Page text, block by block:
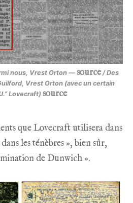
nous, Vrest Orton — source/ Des
Vrest Orton (avec un certain
Lovecraft) source
que Lovecraft utilisera dans
les ténèbres », bien sûr,
de Dunwich ».